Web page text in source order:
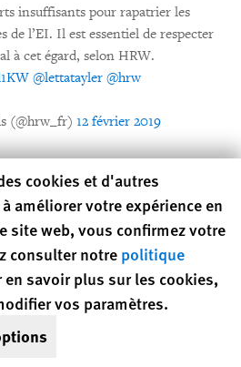
insuffisants pour rapatrier les
de l’EI. Il est essentiel de respecter
à cet égard, selon HRW.
@lettatayler @hrw
(@hrw_fr) 12 février 2019
: Témoignages sur des#enfants
gouvernement tunisien devrait
selon@lettatayler @hrw .
QSlh2CEWvz(s/titres)
preferences
cookies et d'autres
améliorer votre expérience en
site web, vous confirmez votre
consulter notre politique
en savoir plus sur les cookies,
vos paramètres.